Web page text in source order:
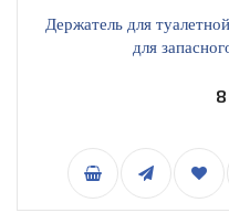
Держатель для
для